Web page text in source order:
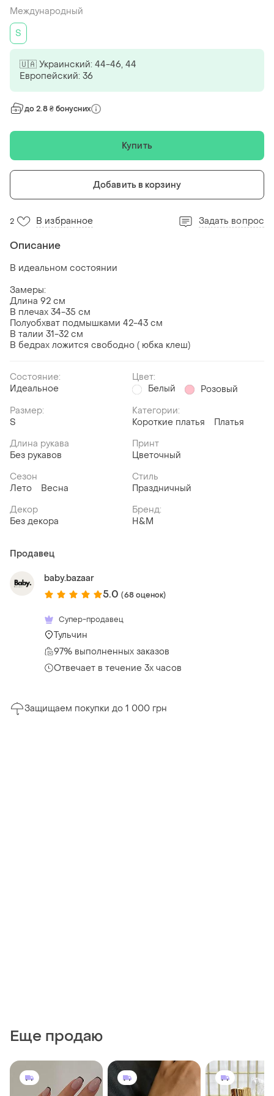
Международный
S
🇺🇦 Украинский: 44-46, 44
Европейский: 36
до 2.8 ₴ бонусних
Купить
Добавить в корзину
2 В избранное Задать вопрос
Описание
В идеальном состоянии
Замеры:
Длина 92 см
В плечах 34-35 см
Полуобхват подмышками 42-43 см
В талии 31-32 см
В бедрах ложится свободно ( юбка клеш)
Состояние:
Идеальное
Цвет:
Белый
Розовый
Размер:
S
Категории:
Короткие платья
Платья
Длина рукава
Без рукавов
Принт
Цветочный
Сезон
Лето
Весна
Стиль
Праздничный
Декор
Без декора
Бренд:
H&M
Продавец
baby.bazaar
5.0 (68 оценок)
Супер-продавец
Тульчин
97% выполненных заказов
Отвечает в течение 3х часов
Защищаем покупки до 1 000 грн
Еще продаю